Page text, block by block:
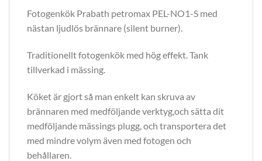
Fotogenkök Prabath petromax PEL-NO1-S med
nästan ljudlös brännare (silent burner).
Traditionellt fotogenkök med hög effekt. Tank
tillverkad i mässing.
Köket är gjort så man enkelt kan skruva av
brännaren med medföljande verktyg,och sätta dit
medföljande mässings plugg, och transportera det
med mindre volym även med fotogen och
behållaren.